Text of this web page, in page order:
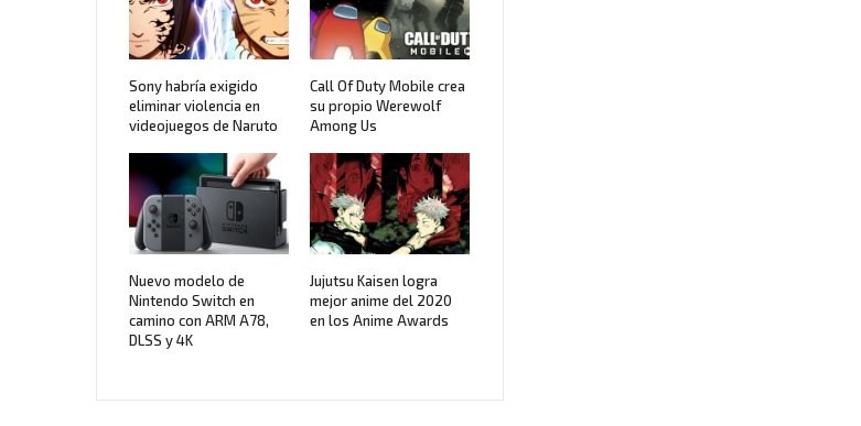
Sony habría exigido
eliminar violencia en
videojuegos de Naruto
Call Of Duty Mobile crea
su propio Werewolf
Among Us
Nuevo modelo de
Nintendo Switch en
camino con ARM A78,
DLSS y 4K
Jujutsu Kaisen logra
mejor anime del 2020
en los Anime Awards